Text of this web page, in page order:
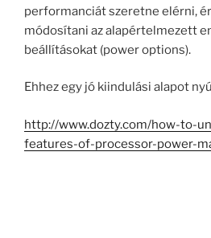
performanciát szeretne elérni,
módosítani az alapértelmezett
beállításokat (power options).
Ehhez egy jó kiindulási alapot
http://www.dozty.com/how-to-
features-of-processor-power-